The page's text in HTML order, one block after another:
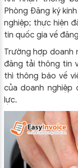
Phòng Đăng ký
nghiệp; thực hiện
tin quốc gia về
Trường hợp doanh
đăng tải thông tin
thì thông báo về
của doanh nghiệp
lực.